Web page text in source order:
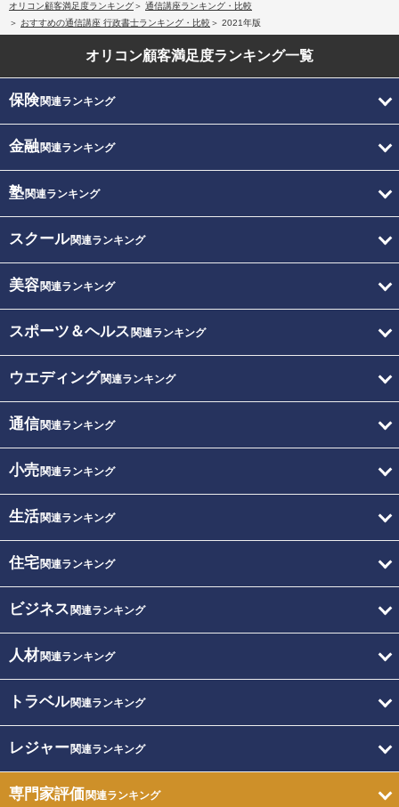
オリコン顧客満足度ランキング
通信講座ランキング・比較
おすすめの通信講座 行政書士ランキング・比較
2021年版
オリコン顧客満足度ランキング一覧
保険関連ランキング
金融関連ランキング
塾関連ランキング
スクール関連ランキング
美容関連ランキング
スポーツ＆ヘルス 関連ランキング
ウエディング関連ランキング
通信関連ランキング
小売関連ランキング
生活関連ランキング
住宅関連ランキング
ビジネス 関連ランキング
人材関連ランキング
トラベル関連ランキング
レジャー関連ランキング
専門家評価関連ランキング